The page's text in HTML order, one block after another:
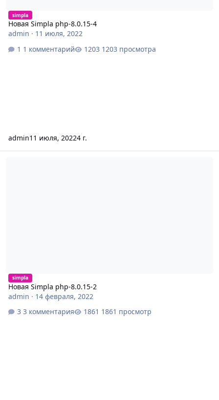
simpla
Новая Simpla php-8.0.15-4
admin · 11 июля, 2022
1 комментарий
1203 просмотра
admin11 июля, 20224 г.
simpla
Новая Simpla php-8.0.15-2
admin · 14 февраля, 2022
3 комментария
1861 просмотр